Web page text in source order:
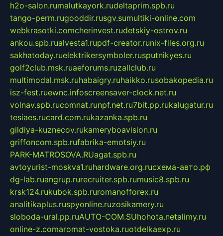
h2o-salon.rumalutkayork.rudeltaprim.spb.ru
tango-perm.rugooddir.rusgv.sumultiki-online.com
webkrasotki.comcherinvest.rudetskiy-ostrov.ru
ankou.spb.rualvesta1.rupdf-creator.runix-files.org.ru
sakhatoday.ruelektrikersymboler.rusputnikyes.ru
golf2club.msk.ruaeforums.ruzallclub.ru
multimodal.msk.ruhabaigry.ruhaikko.rusobakopedia.ru
isz-fest.ruewnc.infoscreensaver-clock.net.ru
volnav.spb.rucomnat.runpf.net.ru7bit.pp.rukalugatur.ru
tesiaes.rucard.com.rukazanka.spb.ru
gildiya-kuznecov.rukameryboavision.ru
griffoncom.spb.rufabrika-emotsiy.ru
PARK-MATROSOVA.RUagat.spb.ru
avtoyurist-moskva1.ruhardware.org.ruсхема-авто.рф
dg-lab.ruangrup.rurecruiter.spb.rumusic8.spb.ru
krsk124.rukubok.spb.ruromanofforex.ru
analitikaplus.ruspyonline.ruzosikamery.ru
sloboda-ural.pp.ruAUTO-COM.SUhohota.netalimy.ru
online-z.comaromat-vostoka.ruotdelkaexp.ru